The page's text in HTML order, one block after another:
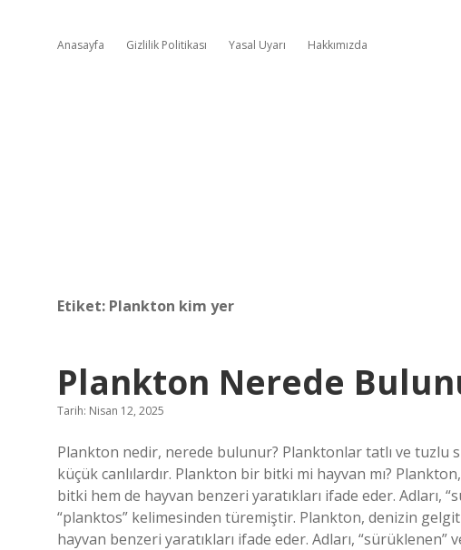
Anasayfa Gizlilik Politikası Yasal Uyarı Hakkımızda
Etiket: Plankton kim yer
Plankton Nerede
Tarih: Nisan 12, 2025
Plankton nedir, nerede bulunur? Planktonlar tatlı ve tuzlu
küçük canlılardır. Plankton bir bitki mi hayvan mı?
bitki hem de hayvan benzeri yaratıkları ifade eder. Adları,
“planktos” kelimesinden türemiştir. Plankton, denizin
hayvan benzeri yaratıkları ifade eder. Adları, “sürüklenen”